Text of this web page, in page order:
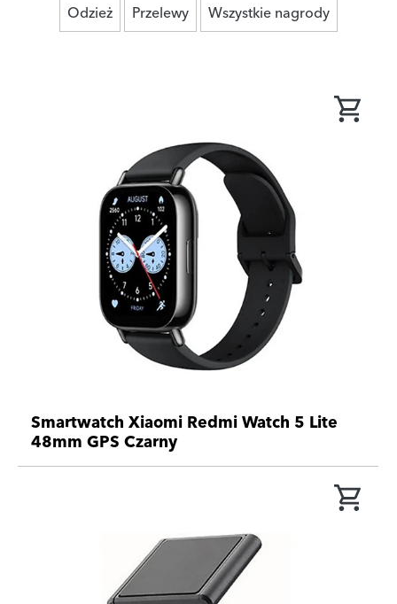
Odzież
Przelewy Wszystkie nagrody
Smartwatch Xiaomi Redmi Watch 5 Lite
48mm GPS Czarny